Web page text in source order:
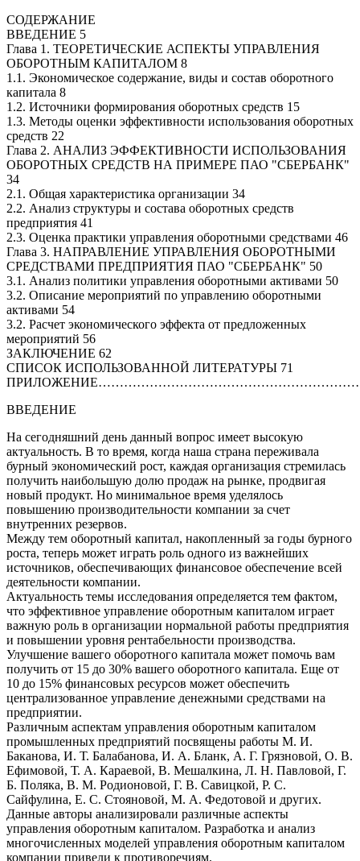
СОДЕРЖАНИЕ
ВВЕДЕНИЕ 5
Глава 1. ТЕОРЕТИЧЕСКИЕ АСПЕКТЫ УПРАВЛЕНИЯ
ОБОРОТНЫМ КАПИТАЛОМ 8
1.1. Экономическое содержание, виды и состав оборотного
капитала 8
1.2. Источники формирования оборотных средств 15
1.3. Методы оценки эффективности использования оборотных
средств 22
Глава 2. АНАЛИЗ ЭФФЕКТИВНОСТИ ИСПОЛЬЗОВАНИЯ
ОБОРОТНЫХ СРЕДСТВ НА ПРИМЕРЕ ПАО "СБЕРБАНК"
34
2.1. Общая характеристика организации 34
2.2. Анализ структуры и состава оборотных средств
предприятия 41
2.3. Оценка практики управления оборотными средствами 46
Глава 3. НАПРАВЛЕНИЕ УПРАВЛЕНИЯ ОБОРОТНЫМИ
СРЕДСТВАМИ ПРЕДПРИЯТИЯ ПАО "СБЕРБАНК" 50
3.1. Анализ политики управления оборотными активами 50
3.2. Описание мероприятий по управлению оборотными
активами 54
3.2. Расчет экономического эффекта от предложенных
мероприятий 56
ЗАКЛЮЧЕНИЕ 62
СПИСОК ИСПОЛЬЗОВАННОЙ ЛИТЕРАТУРЫ 71
ВВЕДЕНИЕ
На сегодняшний день данный вопрос имеет высокую
актуальность. В то время, когда наша страна переживала
бурный экономический рост, каждая организация стремилась
получить наибольшую долю продаж на рынке, продвигая
новый продукт. Но минимальное время уделялось
повышению производительности компании за счет
внутренних резервов.
Между тем оборотный капитал, накопленный за годы бурного
роста, теперь может играть роль одного из важнейших
источников, обеспечивающих финансовое обеспечение всей
деятельности компании.
Актуальность темы исследования определяется тем фактом,
что эффективное управление оборотным капиталом играет
важную роль в организации нормальной работы предприятия
и повышении уровня рентабельности производства.
Улучшение вашего оборотного капитала может помочь вам
получить от 15 до 30% вашего оборотного капитала. Еще от
10 до 15% финансовых ресурсов может обеспечить
централизованное управление денежными средствами на
предприятии.
Различным аспектам управления оборотным капиталом
промышленных предприятий посвящены работы М. И.
Баканова, И. Т. Балабанова, И. А. Бланк, А. Г. Грязновой, О. В.
Ефимовой, Т. А. Караевой, В. Мешалкина, Л. Н. Павловой, Г.
Б. Поляка, В. М. Родионовой, Г. В. Савицкой, Р. С.
Сайфулина, Е. С. Стояновой, М. А. Федотовой и других.
Данные авторы анализировали различные аспекты
управления оборотным капиталом. Разработка и анализ
многочисленных моделей управления оборотным капиталом
компании привели к противоречиям.